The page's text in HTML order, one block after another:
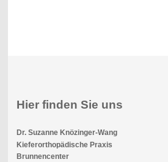
Hier finden Sie uns
Dr. Suzanne Knözinger-Wang
Kieferorthopädische Praxis
Brunnencenter